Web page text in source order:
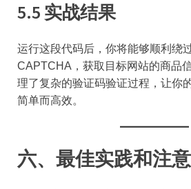
5.5 实战结果
运行这段代码后，你将能够顺利绕
CAPTCHA，获取目标网站的商品
理了复杂的验证码验证过程，让你
简单而高效。
六、最佳实践和注